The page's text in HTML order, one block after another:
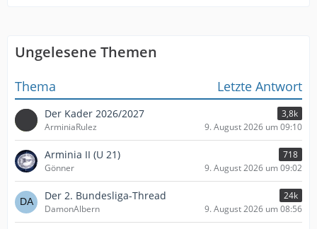
Ungelesene Themen
Thema Letzte Antwort
Der Kader 2026/2027
3,8k
ArminiaRulez
9. August 2026 um 09:10
Arminia II (U 21)
718
Gönner
9. August 2026 um 09:02
Der 2. Bundesliga-Thread
24k
DamonAlbern
9. August 2026 um 08:56